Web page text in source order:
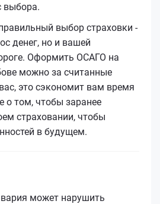
выбора.
выбор страховки -
денег, но и вашей
Оформить ОСАГО на
можно за считанные
это сэкономит вам время
о том, чтобы заранее
страховании, чтобы
в будущем.
может нарушить